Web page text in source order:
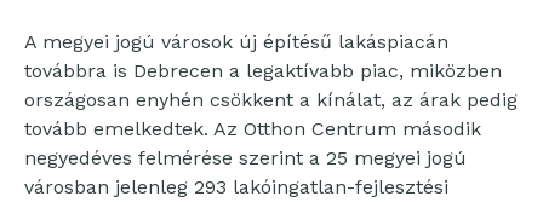
A megyei jogú városok új építésű lakáspiacán
továbbra is Debrecen a legaktívabb piac, miközben
országosan enyhén csökkent a kínálat, az árak pedig
tovább emelkedtek. Az Otthon Centrum második
negyedéves felmérése szerint a 25 megyei jogú
városban jelenleg 293 lakóingatlan-fejlesztési